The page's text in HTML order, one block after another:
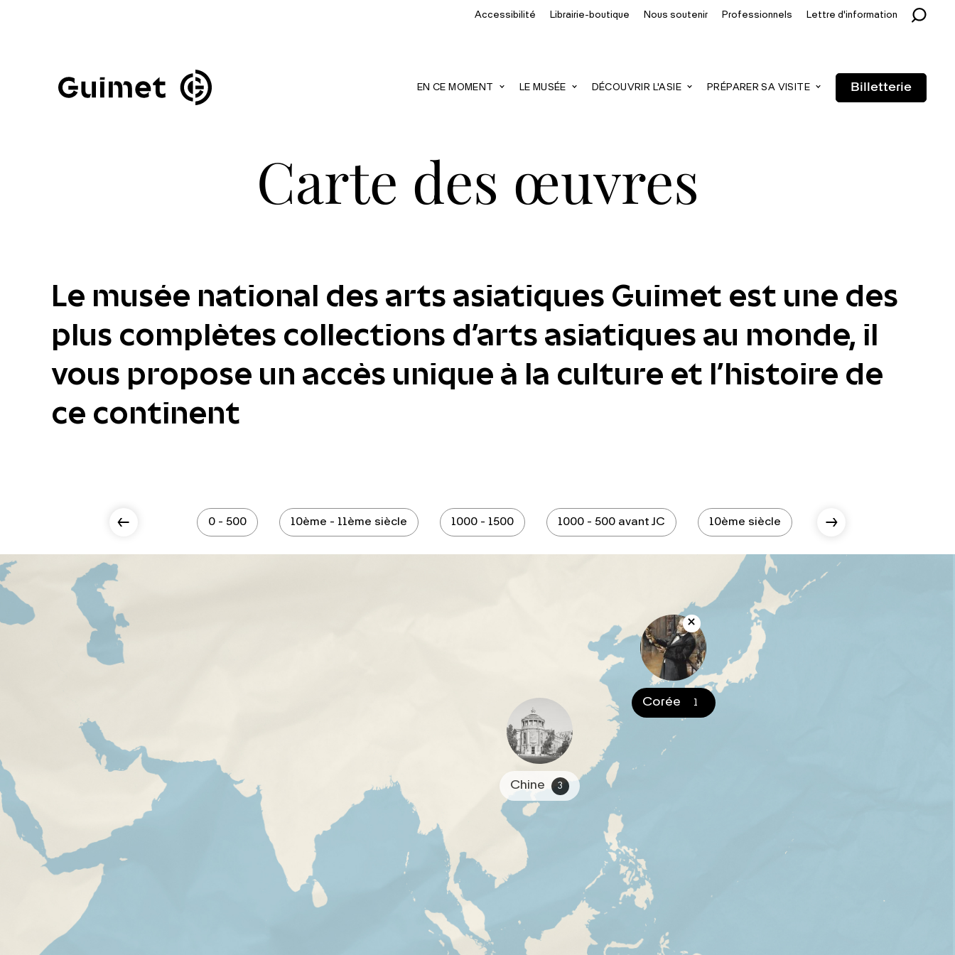
EN CE MOMENT LE MUSÉE DÉCOUVRIR L'ASIE PRÉPARER SA VISITE Billetterie
Accessibilité Librairie-boutique Nous soutenir Professionnels Lettre d'information
Carte des œuvres
Le musée national des arts asiatiques Guimet est une des
plus complètes collections d'arts asiatiques au monde, il
vous propose un accès unique à la culture et l’histoire de
ce continent
0 - 500 10ème - 11ème siècle 1000 - 1500 1000 - 500 avant JC 10ème siècle 10ème siècle - époque
Corée
Chine 3